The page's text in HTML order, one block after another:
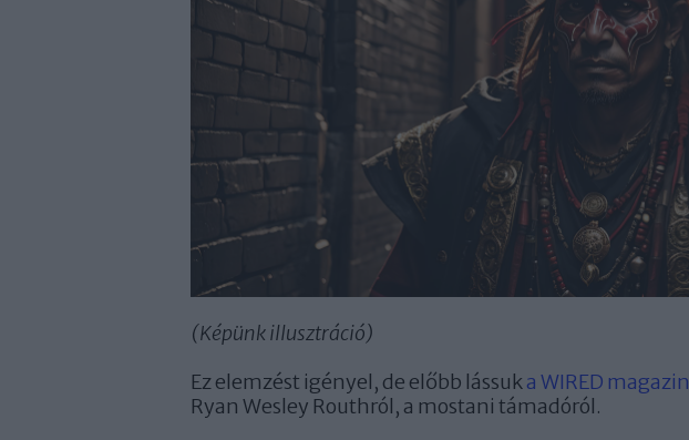
(Képünk illusztráció)
Ez elemzést igényel, de előbb lássuka WIRED magazin
Ryan Wesley Routhról, a mostani támadóról.